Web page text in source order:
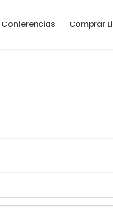
Conferencias Comprar